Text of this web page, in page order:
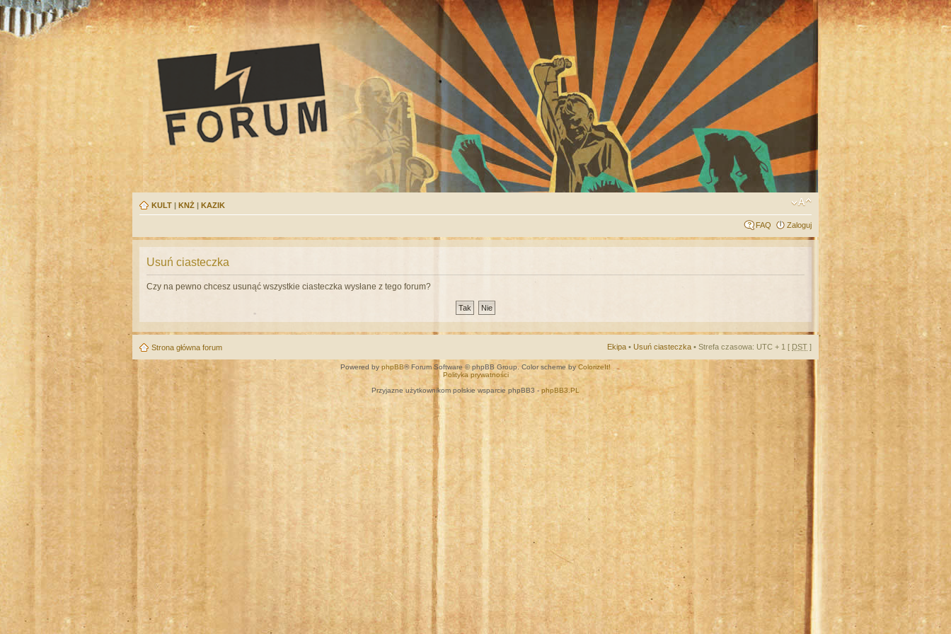
KULT | KNŻ | KAZIK
FAQ Zaloguj
Usuń ciasteczka
Czy na pewno chcesz usunąć wszystkie ciasteczka wysłane z tego forum?
Strona główna forum Ekipa • Usuń ciasteczka • Strefa czasowa: UTC + 1 [ DST ]
Powered by phpBB® Forum Software © phpBB Group. Color scheme byColorizeIt!
Polityka prywatności
Przyjazne użytkownikom polskie wsparcie phpBB3 -phpBB3.PL